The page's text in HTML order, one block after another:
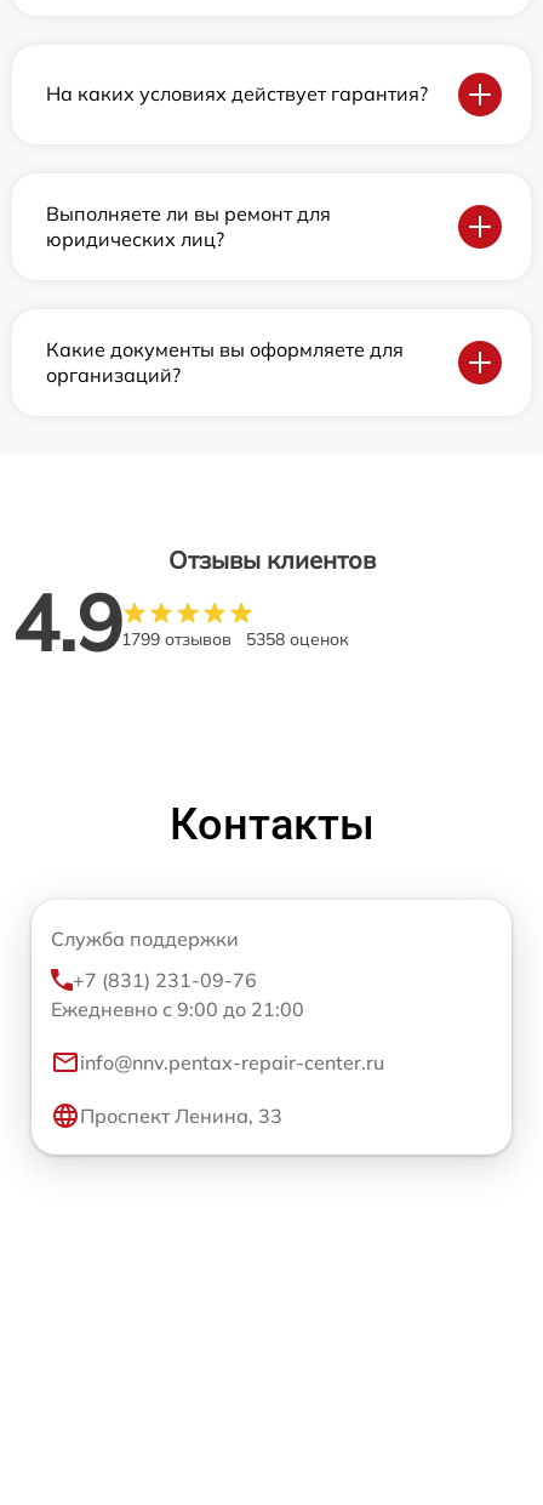
На каких условиях действует гарантия?
Выполняете ли вы ремонт для
юридических лиц?
Какие документы вы оформляете для
организаций?
Отзывы клиентов
4.91799 отзывов 5358 оценок
Контакты
Служба поддержки
+7 (831) 231-09-76
Ежедневно с 9:00 до 21:00
info@nnv.pentax-repair-center.ru
Проспект Ленина, 33